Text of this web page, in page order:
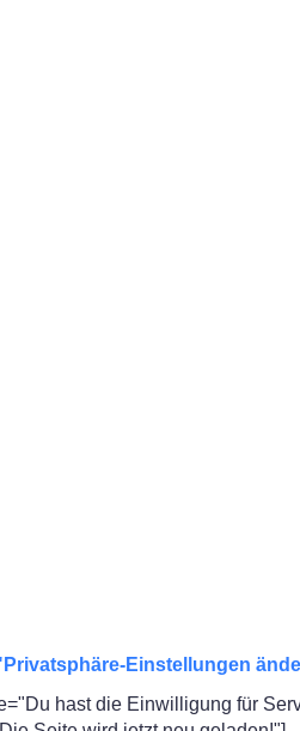
Einstellungen
hast die Einwilligung für